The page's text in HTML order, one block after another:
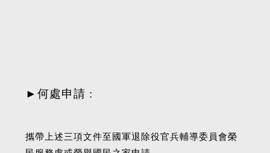
►何處申請 :
攜帶上述三項文件至國軍退除役官兵輔導委員會榮